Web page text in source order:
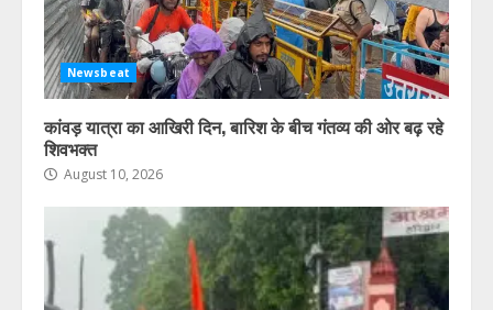
Newsbeat
कांवड़ यात्रा का आखिरी दिन, बारिश के बीच गंतव्य की ओर बढ़ रहे
शिवभक्त
August 10, 2026